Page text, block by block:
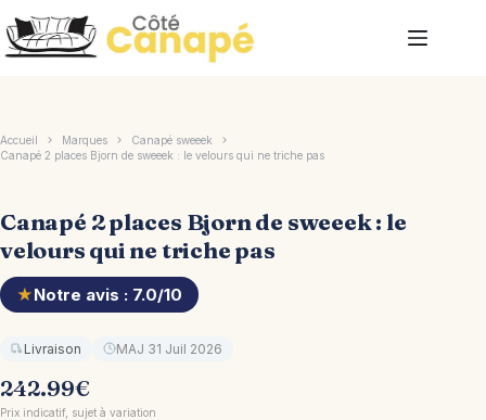
au
contenu
Accueil Marques
Canapé sweeek
Canapé 2 places Bjorn de sweeek : le velours qui ne triche pas
Canapé 2 places Bjorn de sweeek : le
velours qui ne triche pas
★Notre avis : 7.0/10
Livraison MAJ 31 Juil 2026
242.99€
Prix indicatif, sujet à variation